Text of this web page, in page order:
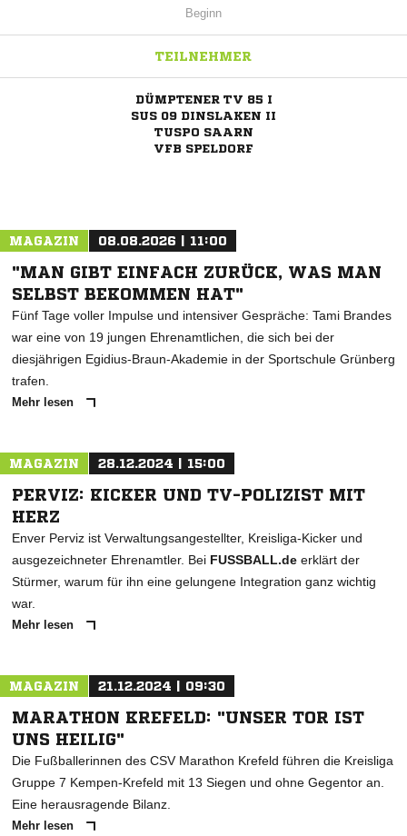
Beginn
TEILNEHMER
DÜMPTENER TV 85 I
SUS 09 DINSLAKEN II
TUSPO SAARN
VFB SPELDORF
MAGAZIN 08.08.2026 | 11:00
"MAN GIBT EINFACH ZURÜCK, WAS MAN
SELBST BEKOMMEN HAT"
Fünf Tage voller Impulse und intensiver Gespräche: Tami Brandes
war eine von 19 jungen Ehrenamtlichen, die sich bei der
diesjährigen Egidius-Braun-Akademie in der Sportschule Grünberg
trafen.
Mehr lesen
MAGAZIN 28.12.2024 | 15:00
PERVIZ: KICKER UND TV-POLIZIST MIT
HERZ
Enver Perviz ist Verwaltungsangestellter, Kreisliga-Kicker und
ausgezeichneter Ehrenamtler. Bei FUSSBALL.de erklärt der
Stürmer, warum für ihn eine gelungene Integration ganz wichtig
war.
Mehr lesen
MAGAZIN 21.12.2024 | 09:30
MARATHON KREFELD: "UNSER TOR IST
UNS HEILIG"
Die Fußballerinnen des CSV Marathon Krefeld führen die Kreisliga
Gruppe 7 Kempen-Krefeld mit 13 Siegen und ohne Gegentor an.
Eine herausragende Bilanz.
Mehr lesen